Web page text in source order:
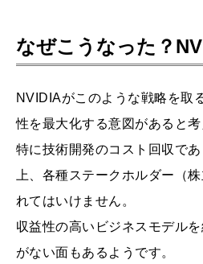
なぜこうなった？
NVIDIAがこのような戦略を取
性を最大化する意図があると考
特に技術開発のコスト回収で
上、各種ステークホルダー（
れてはいけません。
収益性の高いビジネスモデル
がない面もあるようです。